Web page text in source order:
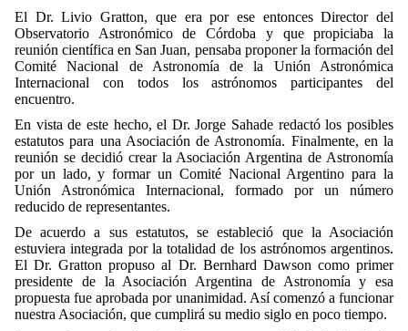
El Dr. Livio Gratton, que era por ese entonces Director del
Observatorio Astronómico de Córdoba y que propiciaba la
reunión científica en San Juan, pensaba proponer la formación del
Comité Nacional de Astronomía de la Unión Astronómica
Internacional con todos los astrónomos participantes del
encuentro.
En vista de este hecho, el Dr. Jorge Sahade redactó los posibles
estatutos para una Asociación de Astronomía. Finalmente, en la
reunión se decidió crear la Asociación Argentina de Astronomía
por un lado, y formar un Comité Nacional Argentino para la
Unión Astronómica Internacional, formado por un número
reducido de representantes.
De acuerdo a sus estatutos, se estableció que la Asociación
estuviera integrada por la totalidad de los astrónomos argentinos.
El Dr. Gratton propuso al Dr. Bernhard Dawson como primer
presidente de la Asociación Argentina de Astronomía y esa
propuesta fue aprobada por unanimidad. Así comenzó a funcionar
nuestra Asociación, que cumplirá su medio siglo en poco tiempo.